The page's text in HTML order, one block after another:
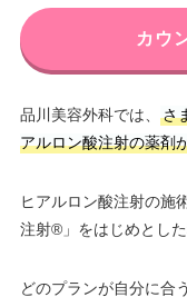
カウ
品川美容外科では、
さ
アルロン酸注射の薬剤
ヒアルロン酸注射の施
注射®」をはじめとし
どのプランが自分に合